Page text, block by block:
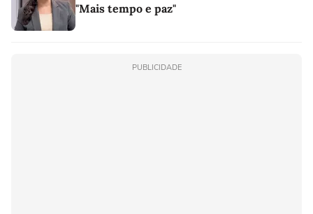
"Mais tempo e paz"
PUBLICIDADE